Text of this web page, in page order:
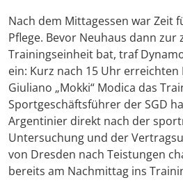
Nach dem Mittagessen war Zeit
Pflege. Bevor Neuhaus dann zur
Trainingseinheit bat, traf
ein: Kurz nach 15 Uhr erreichten
Giuliano „Mokki“ Modica das
Sportgeschäftsführer der SGD
Argentinier direkt nach der
Untersuchung und der
von Dresden nach Teistungen
bereits am Nachmittag ins